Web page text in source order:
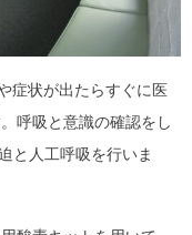
症状が出たらすぐに医
呼吸と意識の確認をし
と人工呼吸を行いま